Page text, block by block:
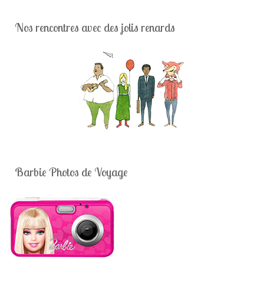
Nos rencontres avec des jolis renards
Barbie Photos de Voyage